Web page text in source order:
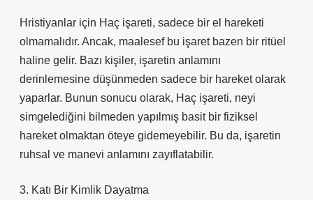
Hristiyanlar için Haç işareti, sadece bir el hareketi
olmamalıdır. Ancak, maalesef bu işaret bazen bir ritüel
haline gelir. Bazı kişiler, işaretin anlamını
derinlemesine düşünmeden sadece bir hareket olarak
yaparlar. Bunun sonucu olarak, Haç işareti, neyi
simgelediğini bilmeden yapılmış basit bir fiziksel
hareket olmaktan öteye gidemeyebilir. Bu da, işaretin
ruhsal ve manevi anlamını zayıflatabilir.
3. Katı Bir Kimlik Dayatma